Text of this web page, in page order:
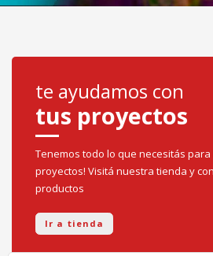
te ayudamos con
tus proyectos
Tenemos todo lo que necesitás
proyectos! Visitá nuestra tienda y
productos
Ir a tienda